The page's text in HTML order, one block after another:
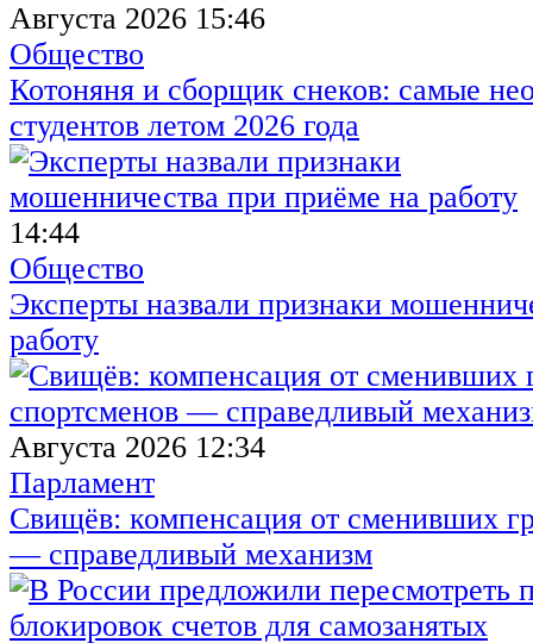
Августа 2026 15:46
Общество
Котоняня и сборщик снеков: самые
студентов летом 2026 года
14:44
Общество
Эксперты назвали признаки
работу
Августа 2026 12:34
Парламент
Свищёв: компенсация от сменивших
— справедливый механизм